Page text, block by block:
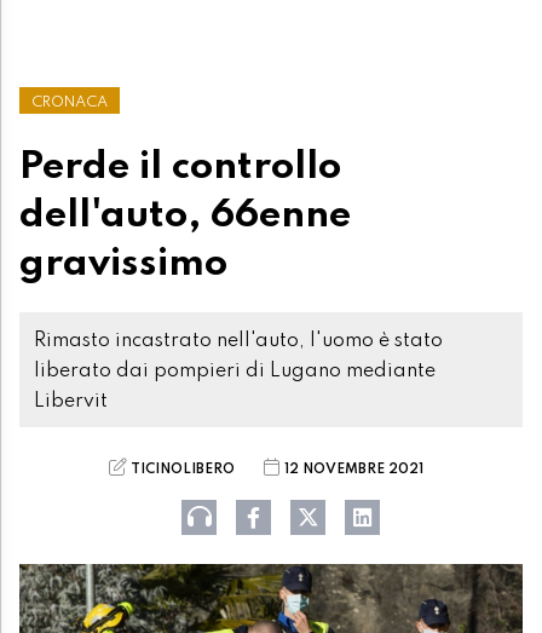
CRONACA
Perde il controllo
dell'auto, 66enne
gravissimo
Rimasto incastrato nell'auto, l'uomo è stato
liberato dai pompieri di Lugano mediante
Libervit
TICINOLIBERO 12 NOVEMBRE 2021